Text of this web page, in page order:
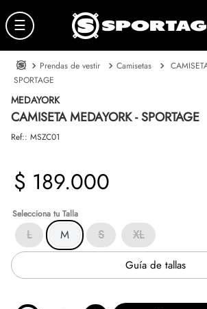
☰
Prendas de vestir Camisetas
SPORTAGE
MEDAYORK
CAMISETA MEDAYORK - SPORTAGE
Ref:: MSZC01
$ 189.000
Talla
L M S XL
Guía de tallas